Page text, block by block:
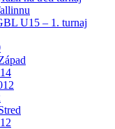
U15 – 1. turnaj